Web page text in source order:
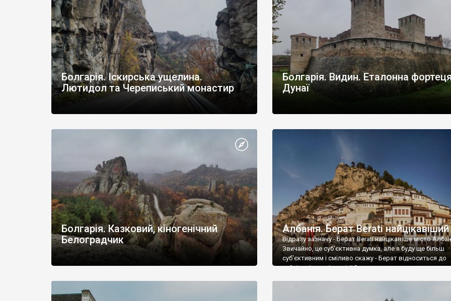
Болгарія. Іскирська ущелина.
Лютидол та Череписький монастир
Болгарія. Видин. Еталонна
Дунаї
Болгарія. Казковий, кіногенічний
Белоградчик
Албанія. Берат Berati найцікавіший
Відразу зазначу - Берат Berati найцікавіше місто
Звичайно, це суб'єктивна думка, але я буду ще більш
суб'єктивним і сміливо скажу - Берат відноситься до
найцікавіших міст усієї Європи.